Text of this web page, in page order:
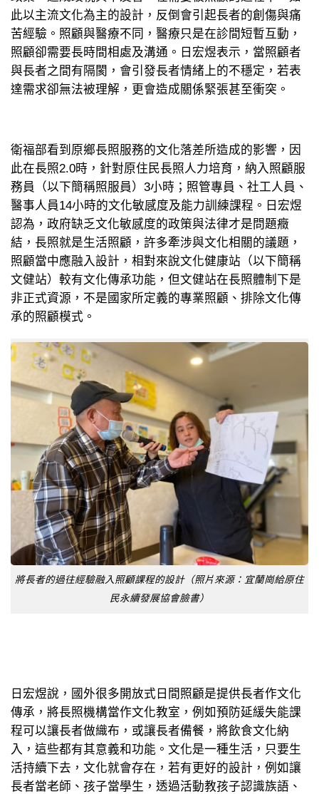
此以主流文化為主的設計，反倒會引起長者的創傷與痛
苦經驗。照顧與醫療不同，醫療只是在診間短暫互動，
照顧卻需要長時間相處及溝通。日宏煜表示，當照顧者
與長者之間有隔閡，會引發長者情緒上的不穩定，若表
達需求卻無法被理解，更會造成關係緊張甚至衝突。
衛福部看到原鄉長照服務的文化落差所造成的影響，因
此在長照2.0時，針對原住民長照人力培育，納入照顧服
務員（以下簡稱照服員）3小時；照管專員、社工人員、
醫事人員14小時的文化敏感度及能力訓練課程。日宏煜
認為，政府缺乏文化敏感度的政策與法律才是問題癥
結，長照就是生活照顧，許多牽涉與文化相關的議題，
照顧當中應融入設計，相對來說文化健康站（以下簡稱
文健站）較有文化傳承功能，但文健站在長照體制下是
非正式資源，不是國家所定義的專業照顧、排除文化傳
承的照顧模式。
將長者的過往經驗融入照顧課程的設計（照片來源：宜蘭崗給原住
民永續發展協會臉書）
日宏煜說，國外很多開放式日間照顧是提供長者作文化
傳承，將長照機構當作文化教室，例如預防延緩失能課
程可以讓長者做織布，或讓長者備餐，將飲食文化納
入，這些都有其意義和功能。文化是一種生活，只要生
活持續下去，文化就會存在，若有更好的設計，例如讓
長者當老師、孩子當學生，透過活動教孩子認識族語、